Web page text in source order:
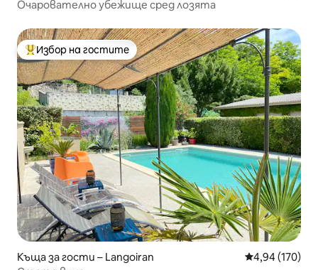
Очарователно убежище сред лозята
Най-популярен избор на гостите
Избор на гостите
Къща за гости – Langoiran Средна
4,94 (170)